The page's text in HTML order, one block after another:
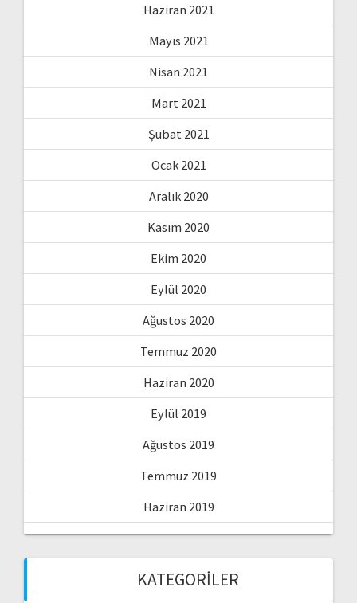
Haziran 2021
Mayıs 2021
Nisan 2021
Mart 2021
Şubat 2021
Ocak 2021
Aralık 2020
Kasım 2020
Ekim 2020
Eylül 2020
Ağustos 2020
Temmuz 2020
Haziran 2020
Eylül 2019
Ağustos 2019
Temmuz 2019
Haziran 2019
KATEGORILER